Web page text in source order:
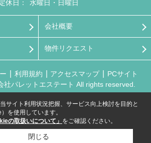
休日：
水曜日・日曜日
会社概要
物件リクエスト
利用規約 アクセスマップ
PCサイト
社パレットエステート All rights reserved.
サイト利用状況把握、サービス向上検討を目的と
を使用しています。
の取扱いについて」 をご確認ください。
閉じる